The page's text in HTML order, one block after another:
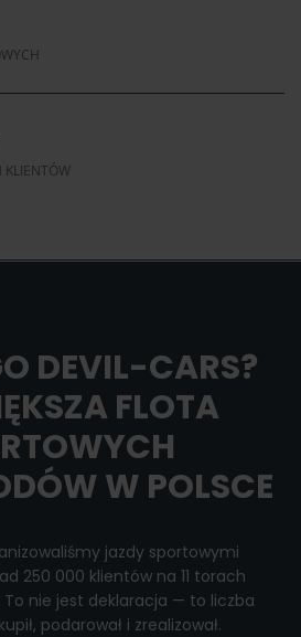
KLIENTÓW
DEVIL-CARS?
FLOTA
W POLSCE
jazdy sportowymi
klientów na 11 torach
nie jest deklaracja — to liczba
voucherów, które ktoś kupił, podarował i zrealizował.